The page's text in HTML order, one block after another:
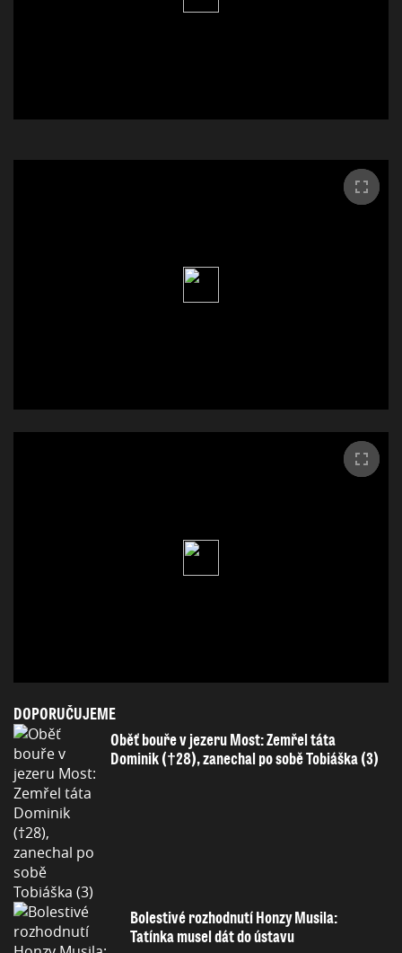
DOPORUČUJEME
Oběť bouře v jezeru Most: Zemřel táta
Dominik (†28), zanechal po sobě Tobiáška (3)
Bolestivé rozhodnutí Honzy Musila:
Tatínka musel dát do ústavu